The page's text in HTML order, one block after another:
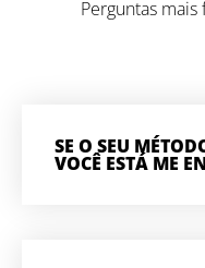
Perguntas
SE O SEU
VOCÊ ESTÁ ME